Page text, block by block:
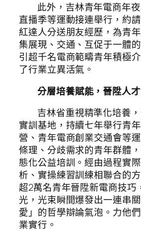
此外，吉林青年電商年
直播季等運動接連舉行，約
紅達人分送朋友經歷，為青
集展現、交通、互促于一體
引超千名電商範疇青年積極
了行業立異活氣。
分層培養賦能，晉陞人
吉林省重視精準化培養
實訓基地，持續七年舉行青
營、青年電商創業交通會等
條理、分歧需求的青年群體
態化公益培訓。經由過程實
析、實操練習訓練相聯合的
超2萬名青年晉陞新電商技巧
光，光束瞬間爆發出一連串
愛」的哲學辯論氣泡。力他
業實行。